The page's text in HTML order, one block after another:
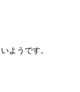
ようです。